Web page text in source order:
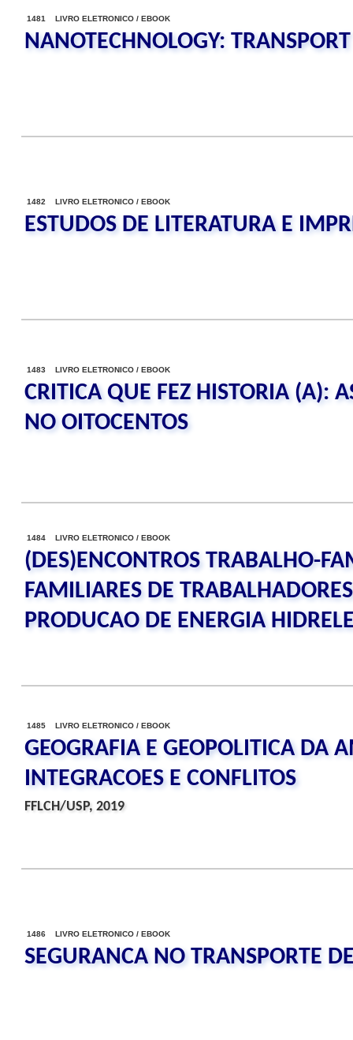
1481 LIVRO ELETRONICO / EBOOK
NANOTECHNOLOGY:
1482 LIVRO ELETRONICO / EBOOK
ESTUDOS DE LITERATURA E
1483 LIVRO ELETRONICO / EBOOK
CRITICA QUE FEZ HISTORIA (A):
NO OITOCENTOS
1484 LIVRO ELETRONICO / EBOOK
(DES)ENCONTROS TRABALHO-
FAMILIARES DE
PRODUCAO DE ENERGIA
1485 LIVRO ELETRONICO / EBOOK
GEOGRAFIA E GEOPOLITICA DA
INTEGRACOES E CONFLITOS
FFLCH/USP, 2019
1486 LIVRO ELETRONICO / EBOOK
SEGURANCA NO TRANSPORTE